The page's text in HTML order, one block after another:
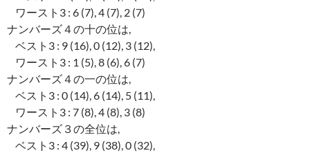
ワースト3 : 6 (7), 4 (7), 2 (7)
ナンバーズ４の十の位は,
ベスト3 : 9 (16), 0 (12), 3 (12),
ワースト3 : 1 (5), 8 (6), 6 (7)
ナンバーズ４の一の位は,
ベスト3 : 0 (14), 6 (14), 5 (11),
ワースト3 : 7 (8), 4 (8), 3 (8)
ナンバーズ３の全位は,
ベスト3 : 4 (39), 9 (38), 0 (32),